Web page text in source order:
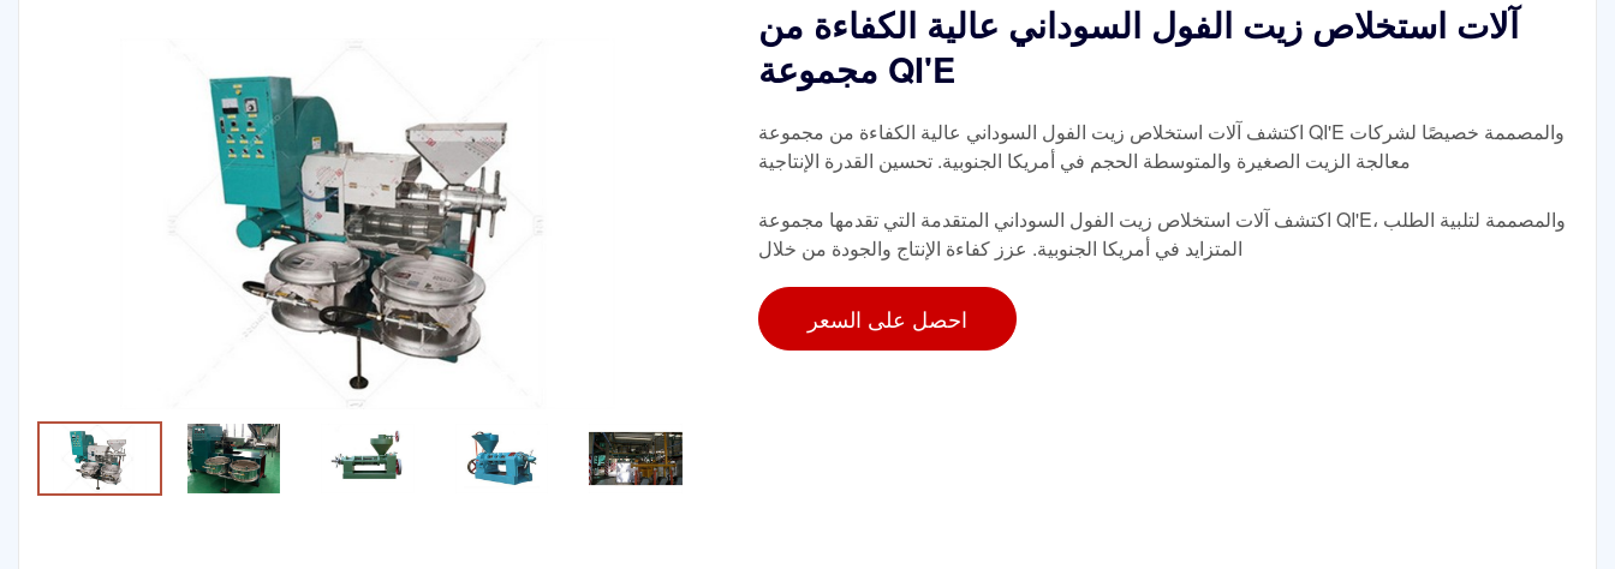
آلات استخلاص زيت الفول السوداني عالية الكفاءة من
مجموعة QI'E
اكتشف آلات استخلاص زيت الفول السوداني عالية الكفاءة من مجموعة QI'E والمصممة خصيصًا لشركات
معالجة الزيت الصغيرة والمتوسطة الحجم في أمريكا الجنوبية. تحسين القدرة الإنتاجية
اكتشف آلات استخلاص زيت الفول السوداني المتقدمة التي تقدمها مجموعة QI'E، والمصممة لتلبية الطلب
المتزايد في أمريكا الجنوبية. عزز كفاءة الإنتاج والجودة من خلال
احصل على السعر